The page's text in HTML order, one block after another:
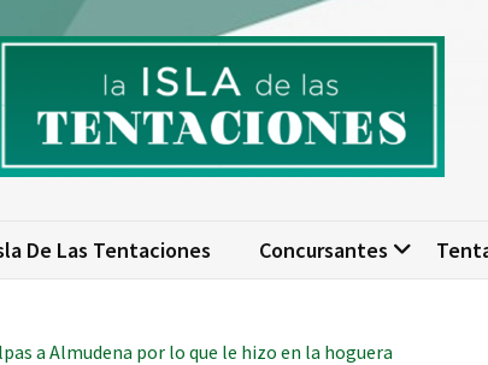
las tentaciones.
todo sobre La Isla de las Tentaciones 10:
De Las Tentaciones Concursantes
a Almudena por lo que le hizo en la hoguera